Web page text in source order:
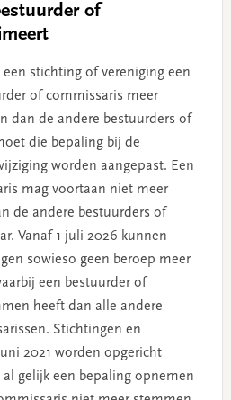
of
stichting of vereniging een
of commissaris meer
dan de andere bestuurders of
die bepaling bij de
worden aangepast. Een
mag voortaan niet meer
de andere bestuurders of
Vanaf 1 juli 2026 kunnen
sowieso geen beroep meer
een bestuurder of
heeft dan alle andere
Stichtingen en
2021 worden opgericht
gelijk een bepaling opnemen